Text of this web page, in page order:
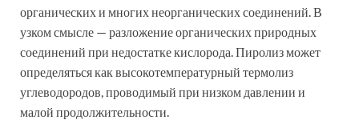
органических и многих неорганических соединений. В
узком смысле — разложение органических природных
соединений при недостатке кислорода. Пиролиз может
определяться как высокотемпературный термолиз
углеводородов, проводимый при низком давлении и
малой продолжительности.